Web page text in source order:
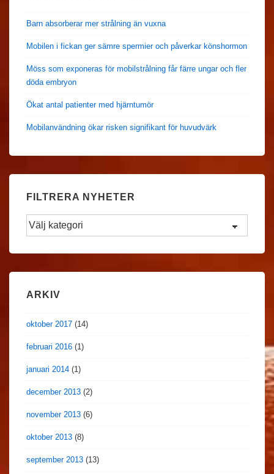
Barn absorberar mer strålning än vuxna
Mobilen i fickan ger sämre spermier och påverkar könshormon
Möss som exponeras för mobilstrålning får färre ungar och fler
döda embryon
Ökat antal patienter med hjärntumör
Mobilanvändning ökar risken signifikant för huvudvärk
FILTRERA NYHETER
Filtrera
Nyheter
ARKIV
oktober 2017 (14)
februari 2016 (1)
januari 2014 (1)
december 2013 (2)
november 2013 (6)
oktober 2013 (8)
september 2013 (13)